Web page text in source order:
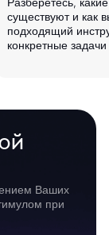
существуют и как
подходящий
конкретные
Ваших
при